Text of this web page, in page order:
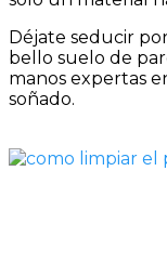
Déjate seducir
bello suelo de
manos expertas
soñado.